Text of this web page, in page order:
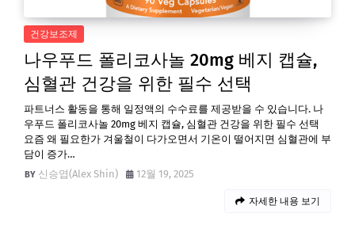
건강보조제
나우푸드 폴리코사놀 20mg 베지 캡슐,
심혈관 건강을 위한 필수 선택
파트너스 활동을 통해 일정액의 수수료를 제공받을 수 있습니다. 나
우푸드 폴리코사놀 20mg 베지 캡슐, 심혈관 건강을 위한 필수 선택
요즘 왜 필요한가 겨울철이 다가오면서 기온이 떨어지면 심혈관에 부
담이 증가…
신승엽(Alex Shin)
12월 19, 2025
자세한 내용 보기